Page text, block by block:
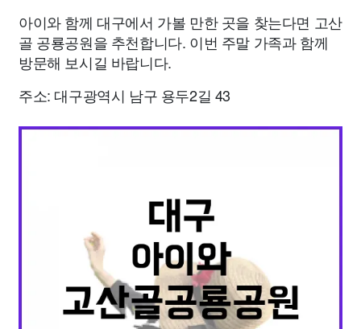
아이와 함께 대구에서 가볼 만한 곳을 찾는다면 고산
골 공룡공원을 추천합니다. 이번 주말 가족과 함께
방문해 보시길 바랍니다.
주소: 대구광역시 남구 용두2길 43